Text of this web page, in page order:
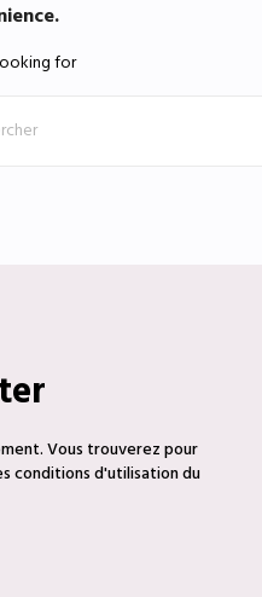
for
Vous trouverez pour
conditions d'utilisation du